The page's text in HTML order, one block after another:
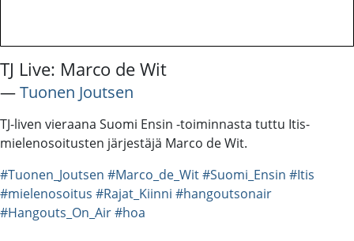
TJ Live: Marco de Wit
―Tuonen Joutsen
TJ-liven vieraana Suomi Ensin -toiminnasta tuttu Itis-
mielenosoitusten järjestäjä Marco de Wit.
#Tuonen_Joutsen #Marco_de_Wit#Suomi_Ensin #Itis
#mielenosoitus #Rajat_Kiinni #hangoutsonair
#Hangouts_On_Air#hoa